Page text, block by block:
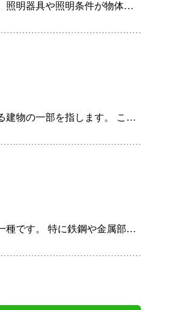
演色性とは、照明のもとで物体の色がどれだけ自然に見えるかを示す指標です。 特に、照明器具や照明条件が物体の色に与える影響を評価するために使われます。 演色性は、建築において色彩の正確な再現が求めら…
延焼のおそれのある部分とは、火災が発生した際に、 火が容易に拡大する可能性がある建物の一部を指します。 この部分は、火が広がりやすい構造や材料、配置が原因であり、 適切な防火措置が求められます。…
酸カルシウム鉛錆止めペイントは、 金属表面に塗布することで錆を防ぐための塗料の一種です。 特に鉄鋼や金属部品などの外部や湿気の多い環境で使用されることが多い塗料で、 錆の発生を抑制し、金属の耐久…